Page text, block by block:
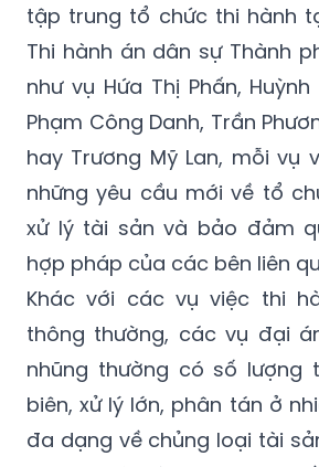
tập trung tổ chức thi hành
Thi hành án dân sự Thành
như vụ Hứa Thị Phấn, Huỳnh
Phạm Công Danh, Trần
hay Trương Mỹ Lan, mỗi vụ
những yêu cầu mới về tổ
xử lý tài sản và bảo đảm
hợp pháp của các bên liên
Khác với các vụ việc thi
thông thường, các vụ đại
nhũng thường có số lượng
biên, xử lý lớn, phân tán ở
đa dạng về chủng loại tài